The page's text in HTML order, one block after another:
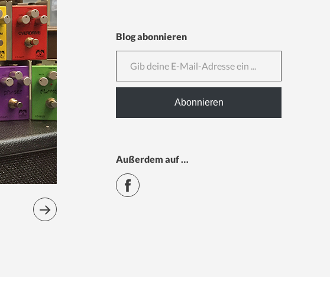
Blog abonnieren
Gib deine E-Mail-Adresse ein ...
Abonnieren
Außerdem auf …
Facebook